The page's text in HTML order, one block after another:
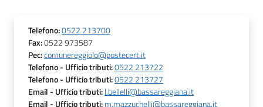
Telefono:0522 213700
Fax:0522 973587
Pec:comunereggiolo@postecert.it
Telefono- Ufficio tributi:0522 213722
Telefono- Ufficio tributi:0522 213727
Email- Ufficio tributi:l.bellelli@bassareggiana.it
Email- Ufficio tributi:m.mazzuchelli@bassareggiana.it